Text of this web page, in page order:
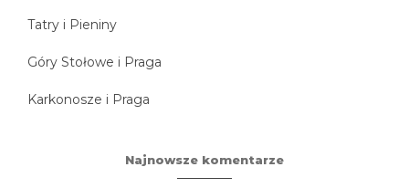
Tatry i Pieniny
Góry Stołowe i Praga
Karkonosze i Praga
Najnowsze komentarze